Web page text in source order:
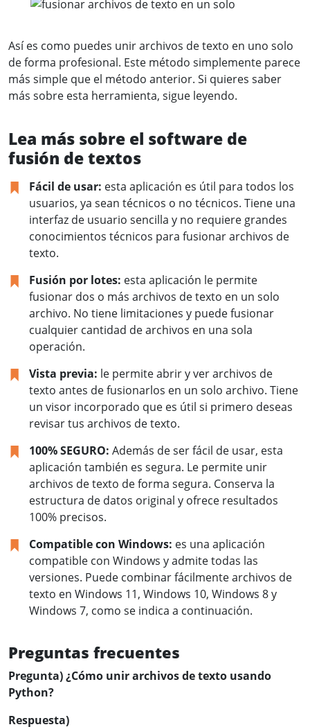
Así es como puedes unir archivos de texto en uno solo
de forma profesional. Este método simplemente parece
más simple que el método anterior. Si quieres saber
más sobre esta herramienta, sigue leyendo.
Lea más sobre el software de
fusión de textos
Fácil de usar: esta aplicación es útil para todos los
usuarios, ya sean técnicos o no técnicos. Tiene una
interfaz de usuario sencilla y no requiere grandes
conocimientos técnicos para fusionar archivos de
texto.
Fusión por lotes: esta aplicación le permite
fusionar dos o más archivos de texto en un solo
archivo. No tiene limitaciones y puede fusionar
cualquier cantidad de archivos en una sola
operación.
Vista previa: le permite abrir y ver archivos de
texto antes de fusionarlos en un solo archivo. Tiene
un visor incorporado que es útil si primero deseas
revisar tus archivos de texto.
100% SEGURO: Además de ser fácil de usar, esta
aplicación también es segura. Le permite unir
archivos de texto de forma segura. Conserva la
estructura de datos original y ofrece resultados
100% precisos.
Compatible con Windows: es una aplicación
compatible con Windows y admite todas las
versiones. Puede combinar fácilmente archivos de
texto en Windows 11, Windows 10, Windows 8 y
Windows 7, como se indica a continuación.
Preguntas frecuentes
Pregunta) ¿Cómo unir archivos de texto usando
Python?
Respuesta)